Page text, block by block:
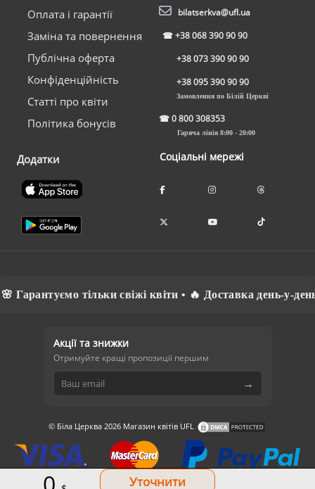
Оплата і гарантії
Заміна та повернення
Публічна оферта
Конфіденційність
Статті про квіти
Політика бонусів
Додатки
bilatserkva@ufl.ua
☎+38 068 390 90 90
+38 073 390 90 90
+38 095 390 90 90
Замовлення по Білій Церкві
☎0 800 308353
Гаряча лінія 8:00 - 20:00
Соціальні мережі
тільки свіжі квіти • 🔥 Доставка день-у-день
Акції та знижки
Отримуйте кращі пропозиції першим
→
© Біла Церква 2026 Магазин квітів UFL